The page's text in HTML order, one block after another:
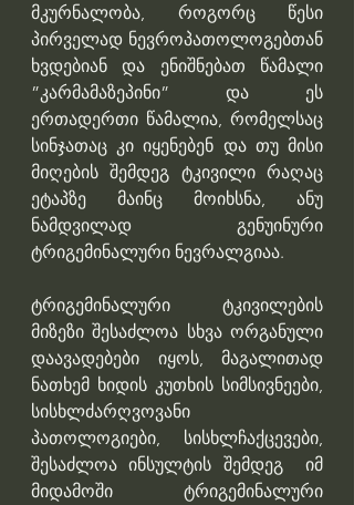
მკურნალობა, როგორც წესი
პირველად ნევროპათოლოგებთან
ხვდებიან და ენიშნებათ წამალი
”კარმამაზეპინი” და ეს
ერთადერთი წამალია, რომელსაც
სინჯათაც კი იყენებენ და თუ მისი
მიღების შემდეგ ტკივილი რაღაც
ეტაპზე მაინც მოიხსნა, ანუ
ნამდვილად გენუინური
ტრიგემინალური ნევრალგიაა.
ტრიგემინალური ტკივილების
მიზეზი შესაძლოა სხვა ორგანული
დაავადებები იყოს, მაგალითად
ნათხემ ხიდის კუთხის სიმსივნეები,
სისხლძარღვოვანი
პათოლოგიები, სისხლჩაქცევები,
შესაძლოა ინსულტის შემდეგ  იმ
მიდამოში ტრიგემინალური